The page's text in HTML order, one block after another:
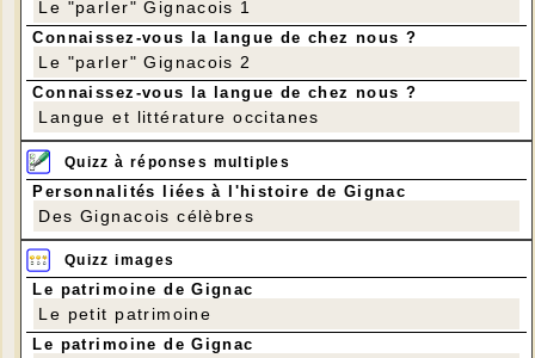
Le "parler" Gignacois 1
Connaissez-vous la langue de chez nous ?
Le "parler" Gignacois 2
Connaissez-vous la langue de chez nous ?
Langue et littérature occitanes
Quizz à réponses multiples
Personnalités liées à l'histoire de Gignac
Des Gignacois célèbres
Quizz images
Le patrimoine de Gignac
Le petit patrimoine
Le patrimoine de Gignac